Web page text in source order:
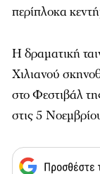
περίπλοκα
Η δραματική
Χιλιανού
στο Φεστιβάλ
στις 5